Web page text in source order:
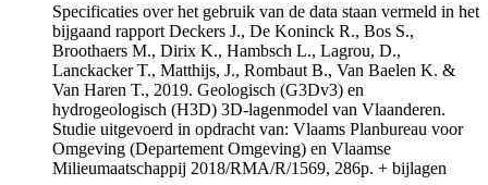
Specificaties over het gebruik van de data staan vermeld in het
bijgaand rapport Deckers J., De Koninck R., Bos S.,
Broothaers M., Dirix K., Hambsch L., Lagrou, D.,
Lanckacker T., Matthijs, J., Rombaut B., Van Baelen K. &
Van Haren T., 2019. Geologisch (G3Dv3) en
hydrogeologisch (H3D) 3D-lagenmodel van Vlaanderen.
Studie uitgevoerd in opdracht van: Vlaams Planbureau voor
Omgeving (Departement Omgeving) en Vlaamse
Milieumaatschappij 2018/RMA/R/1569, 286p. + bijlagen